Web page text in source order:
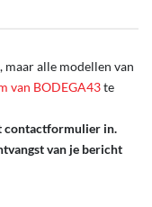
alle modellen van
van BODEGA43te
contactformulier in.
van je bericht